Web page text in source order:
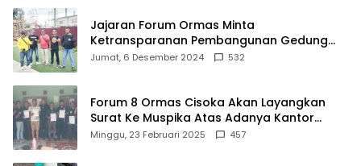
Jajaran Forum Ormas Minta
Ketransparanan Pembangunan Gedung
Damkar Di Kecamatan Cisoka
Jumat, 6 Desember 2024 532
Forum 8 Ormas Cisoka Akan Layangkan
Surat Ke Muspika Atas Adanya Kantor
Matel di Cisoka
Minggu, 23 Februari 2025 457